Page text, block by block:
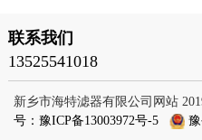
联系我们
13525541018
新乡市海特滤器有限公司网站
号：豫ICP备13003972号-5